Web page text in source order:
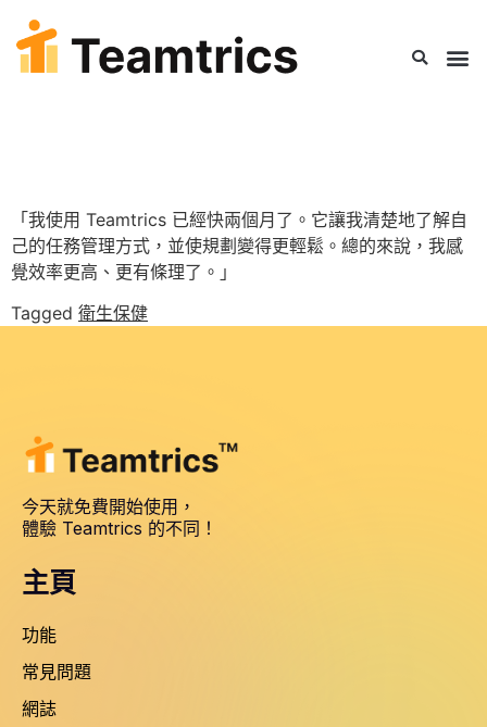
「我使用 Teamtrics 已經快兩個月了。它讓我清楚地了解自
己的任務管理方式，並使規劃變得更輕鬆。總的來說，我感
覺效率更高、更有條理了。」
Tagged 衛生保健
今天就免費開始使用，
體驗 Teamtrics 的不同！
主頁
功能
常見問題
網誌